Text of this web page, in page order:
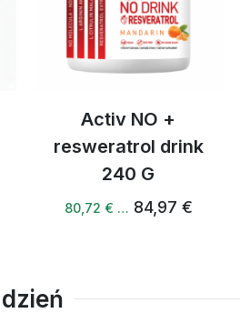
NO +
drink
84,97 € 53,50 € …